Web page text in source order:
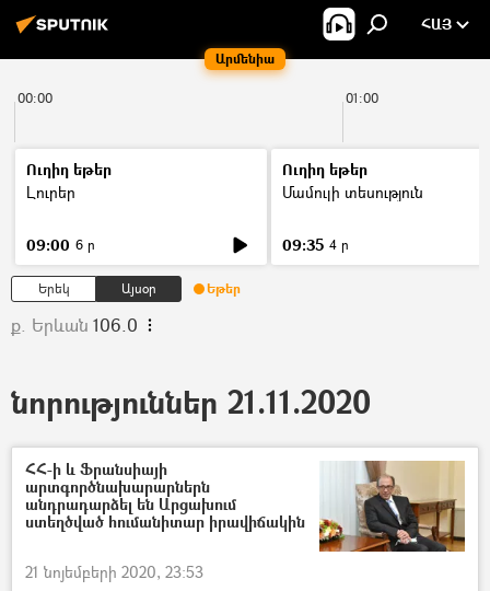
Արմենիա
ՀԱՅ
00:00 01:00
Ուղիղ եթեր
Լուրեր
09:00 6 ր
Ուղիղ եթեր
Մամուլի տեսություն
09:35 4 ր
Երեկ Այսօր Եթեր
ք. Երևան 106.0
նորություններ 21.11.2020
ՀՀ-ի և Ֆրանսիայի
արտգործնախարարներն
անդրադարձել են Արցախում
ստեղծված հումանիտար իրավիճակին
21 նոյեմբերի 2020, 23:53